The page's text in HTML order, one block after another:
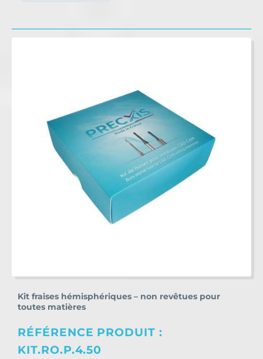
Kit fraises hémisphériques – non revêtues pour
toutes matières
RÉFÉRENCE PRODUIT :
KIT.RO.P.4.50